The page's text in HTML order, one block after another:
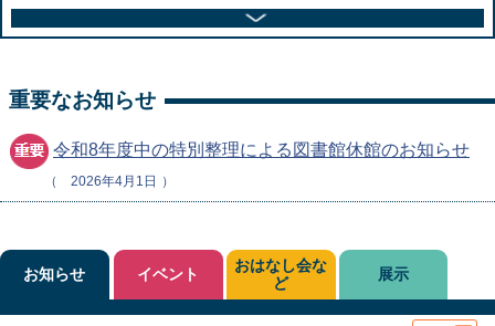
重要なお知らせ
令和8年度中の特別整理による図書館休館のお知らせ
2026年4月1日
お知らせ イベント
おはなし会な
ど
展示